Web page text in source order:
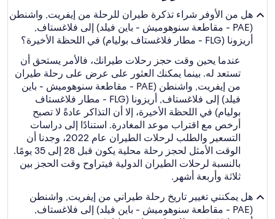
هل من الأوفر شراء تذكرة طيران للرحلة من إيفريت, واشنطن
(PAE - مقاطعة سنوهوميش - باين فيلد) إلى فلاغستاف,
أريزونا (FLG - مطار فلاغستاف بوليام) في اللحظة الأخيرة؟
عندما يحين وقت حجز رحلات طيرانك، فالأمر يستحق أن
تستعد له. بينما يمكنك العثور على عرض على رحلة طيران
من إيفريت, واشنطن (PAE - مقاطعة سنوهوميش - باين
فيلد) إلى فلاغستاف, أريزونا (FLG - مطار فلاغستاف
بوليام) في اللحظة الأخيرة، إلا أن التذاكر عادةً لا تصبح
أرخص مع اقتراب موعد المغادرة. استنادًا إلى دراسات
التسعير والطلب لرحلات الطيران عام 2022، وجدنا أن
الوقت الأمثل لحجز رحلة محلية يكون قبل 28 إلى 35 يومًا.
بالنسبة لرحلات الطيران الدولية فيتراوح وقت الحجز بين
ثلاثة وأربعة أشهر.
هل يمكنني تغيير تاريخ رحلة طيراني من إيفريت, واشنطن
(PAE - مقاطعة سنوهوميش - باين فيلد) إلى فلاغستاف,